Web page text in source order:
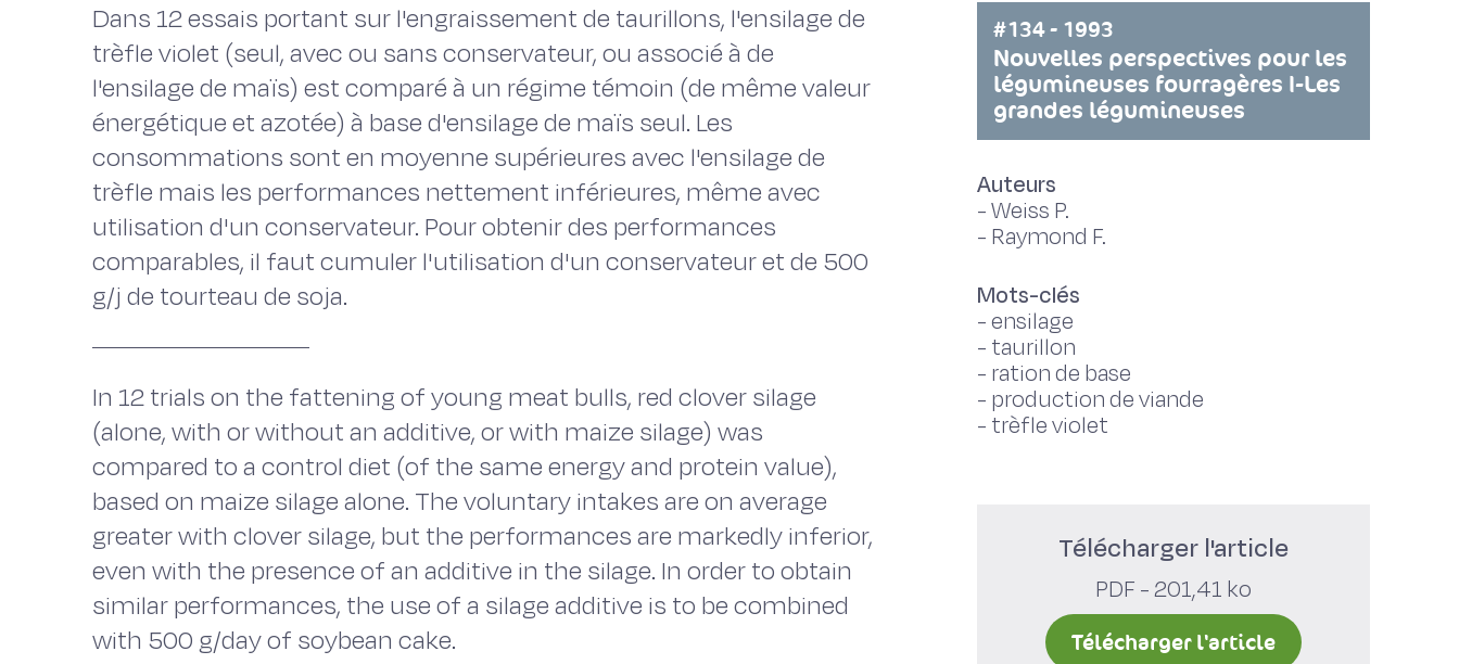
Dans 12 essais portant sur l'engraissement de taurillons, l'ensilage de
trèfle violet (seul, avec ou sans conservateur, ou associé à de
l'ensilage de maïs) est comparé à un régime témoin (de même valeur
énergétique et azotée) à base d'ensilage de maïs seul. Les
consommations sont en moyenne supérieures avec l'ensilage de
trèfle mais les performances nettement inférieures, même avec
utilisation d'un conservateur. Pour obtenir des performances
comparables, il faut cumuler l'utilisation d'un conservateur et de 500
g/j de tourteau de soja.
In 12 trials on the fattening of young meat bulls, red clover silage
(alone, with or without an additive, or with maize silage) was
compared to a control diet (of the same energy and protein value),
based on maize silage alone. The voluntary intakes are on average
greater with clover silage, but the performances are markedly inferior,
even with the presence of an additive in the silage. In order to obtain
similar performances, the use of a silage additive is to be combined
with 500 g/day of soybean cake.
#134 - 1993
Nouvelles perspectives pour les
légumineuses fourragères I-Les
grandes légumineuses
Auteurs
-Weiss P.
- Raymond F.
Mots-clés
-ensilage
- taurillon
- ration de base
- production de viande
- trèfle violet
Télécharger l'article
PDF - 201,41 ko
Télécharger l'article